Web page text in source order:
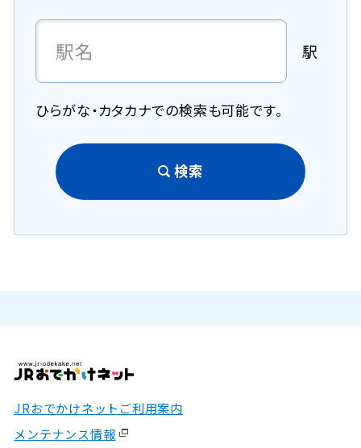
駅
ひらがな・カタカナでの検索も可能です。
検索
JRおでかけネットご利用案内
メンテナンス情報